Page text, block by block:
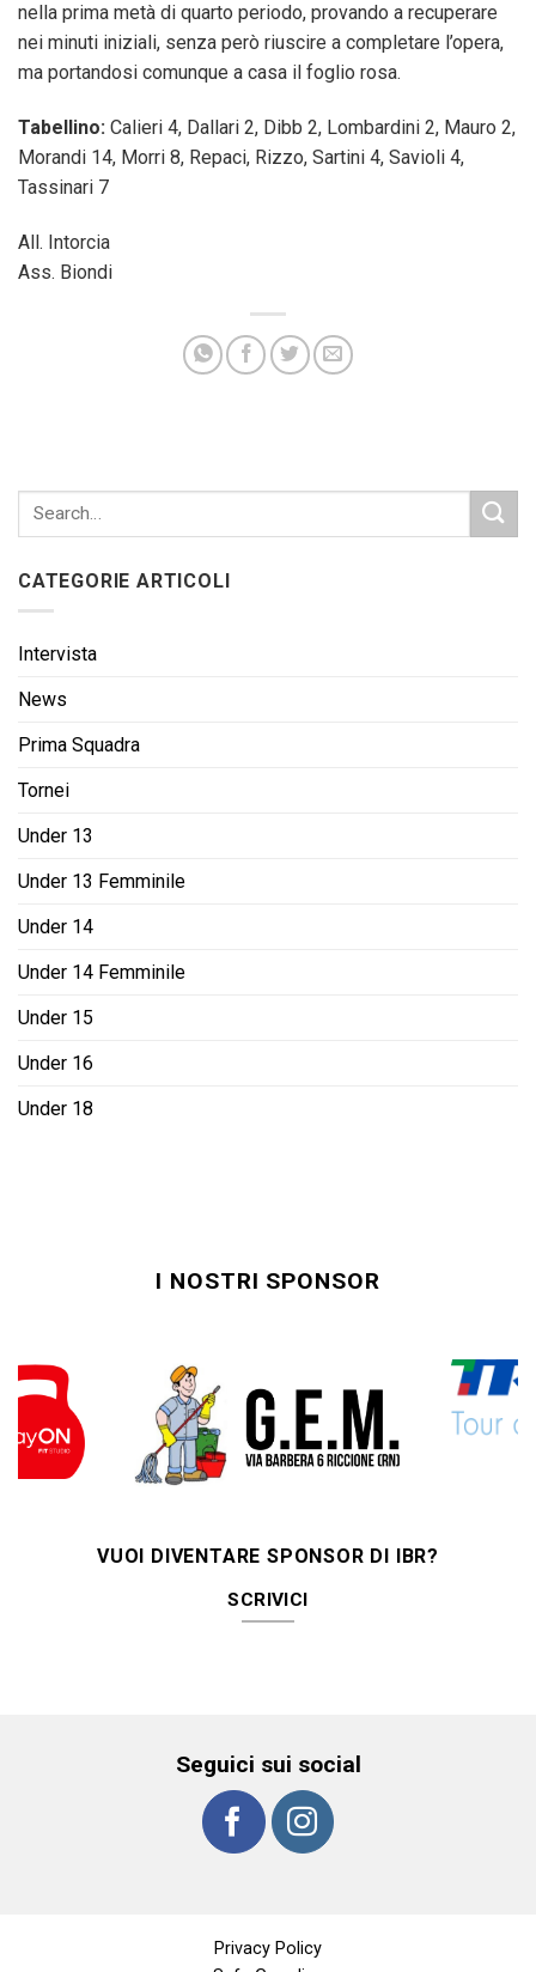
nella prima metà di quarto periodo, provando a recuperare
nei minuti iniziali, senza però riuscire a completare l’opera,
ma portandosi comunque a casa il foglio rosa.
Tabellino: Calieri 4, Dallari 2, Dibb 2, Lombardini 2, Mauro 2,
Morandi 14, Morri 8, Repaci, Rizzo, Sartini 4, Savioli 4,
Tassinari 7
All. Intorcia
Ass. Biondi
CATEGORIE ARTICOLI
Intervista
News
Prima Squadra
Tornei
Under 13
Under 13 Femminile
Under 14
Under 14 Femminile
Under 15
Under 16
Under 18
I NOSTRI SPONSOR
VUOI DIVENTARE SPONSOR DI IBR?
SCRIVICI
Seguici sui social
Privacy Policy